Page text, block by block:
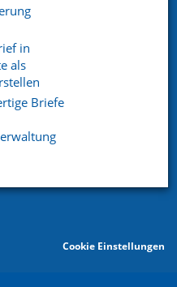
in
als
Briefe
Cookie Einstellungen